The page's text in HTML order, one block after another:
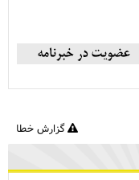
گزارش خطا